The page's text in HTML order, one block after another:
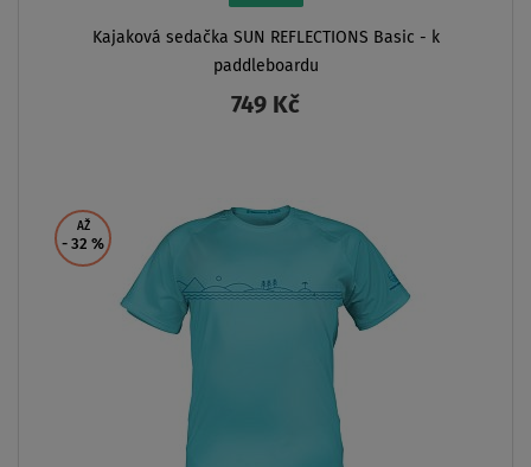
Kajaková sedačka SUN REFLECTIONS Basic - k
paddleboardu
749 Kč
AŽ
- 32 %